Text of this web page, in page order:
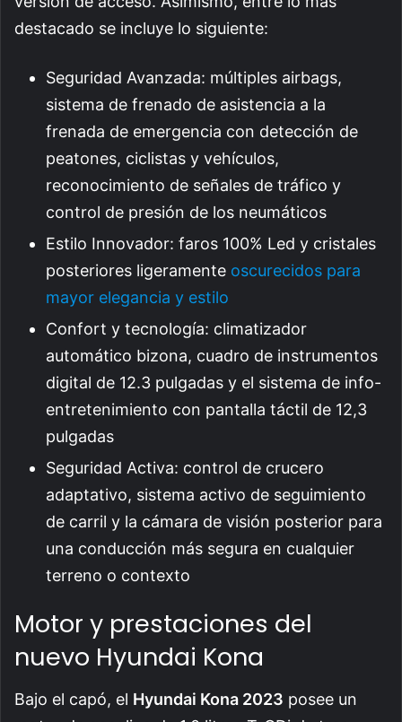
destacado se incluye lo siguiente:
Seguridad Avanzada: múltiples airbags,
sistema de frenado de asistencia a la
frenada de emergencia con detección de
peatones, ciclistas y vehículos,
reconocimiento de señales de tráfico y
control de presión de los neumáticos
Estilo Innovador: faros 100% Led y cristales
posteriores ligeramente oscurecidos para
mayor elegancia y estilo
Confort y tecnología: climatizador
automático bizona, cuadro de instrumentos
digital de 12.3 pulgadas y el sistema de info-
entretenimiento con pantalla táctil de 12,3
pulgadas
Seguridad Activa: control de crucero
adaptativo, sistema activo de seguimiento
de carril y la cámara de visión posterior para
una conducción más segura en cualquier
terreno o contexto
Motor y prestaciones del
nuevo Hyundai Kona
Bajo el capó, el Hyundai Kona 2023 posee un